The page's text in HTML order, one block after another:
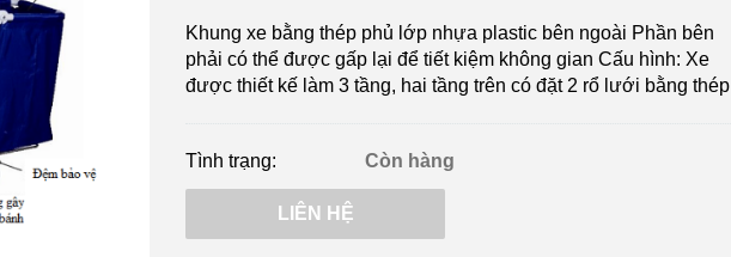
Khung xe bằng thép phủ lớp nhựa plastic bên ngoài Phần bên
phải có thể được gấp lại để tiết kiệm không gian Cấu hình: Xe
được thiết kế làm 3 tầng, hai tầng trên có đặt 2 rổ lưới bằng thép
Tình trạng: Còn hàng
LIÊN HỆ